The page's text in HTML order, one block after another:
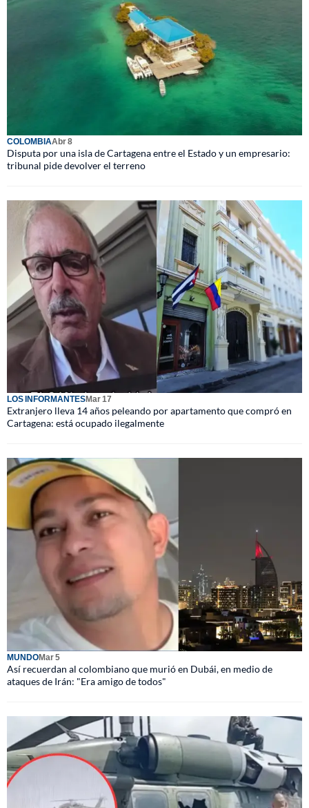
COLOMBIAAbr 8
Disputa por una isla de Cartagena entre el Estado y un empresario:
tribunal pide devolver el terreno
LOS INFORMANTESMar 17
Extranjero lleva 14 años peleando por apartamento que compró en
Cartagena: está ocupado ilegalmente
MUNDOMar 5
Así recuerdan al colombiano que murió en Dubái, en medio de
ataques de Irán: "Era amigo de todos"